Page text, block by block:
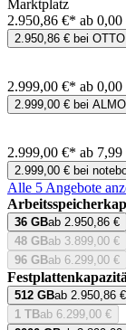
Marktplatz
2.950,86 €* ab 0,00
2.950,86 € bei OTTO
2.999,00 €* ab 0,00
2.999,00 € bei
2.999,00 €* ab 7,99
2.999,00 € bei
Alle 5 Angebote
36 GBab 2.950,86 €
48 GBab 3.899,00 €
96 GBab 6.299,00 €
512 GBab 2.950,86 €
1 TBab 6.299,00 €